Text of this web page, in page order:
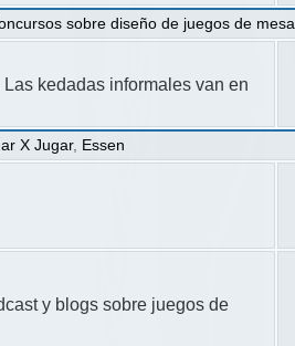
sobre diseño de juegos de mesa
kedadas informales van en
X Jugar, Essen
y blogs sobre juegos de